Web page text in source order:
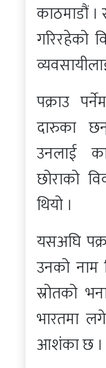
काठमाडौं
गरिरहेको
पक्राउ
दारुका
उनलाई
छोराको
थियो ।
यसअघि
उनको नाम
स्रोतको
भारतमा
आशंका छ ।